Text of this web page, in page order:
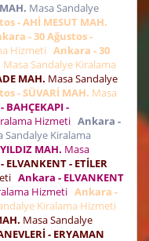
Masa Sandalye
- AHİ MESUT MAH.
- 30 Ağustos -
Hizmeti Ankara - 30
Masa Sandalye Kiralama
MAH. Masa Sandalye
- SÜVARİ MAH. Masa
-
Hizmeti Ankara -
Sandalye Kiralama
MAH. Masa
- ETİLER
Ankara - ELVANKENT
Hizmeti Ankara -
Kiralama Hizmeti
Masa Sandalye
- ERYAMAN